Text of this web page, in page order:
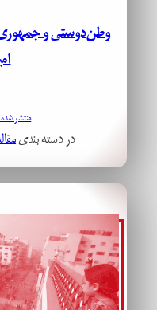
وطن‌دوستی و
منتشر شده در
در دسته بندی